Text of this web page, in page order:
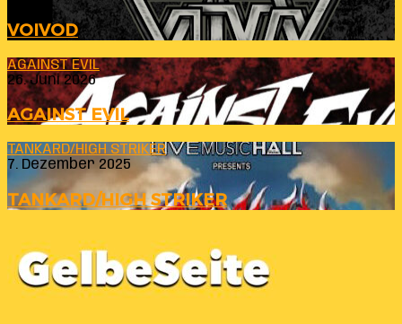
VOIVOD
AGAINST EVIL
26. Juni 2026
AGAINST EVIL
TANKARD/HIGH STRIKER
7. Dezember 2025
TANKARD/HIGH STRIKER